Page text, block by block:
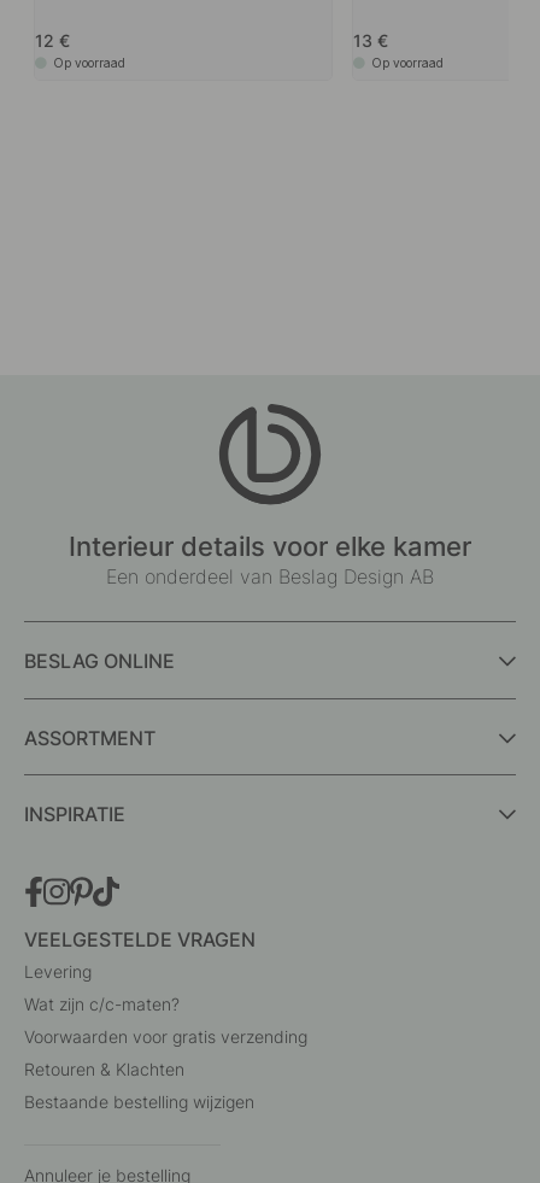
12
Op voorraad
13
Op voorraad
Interieur details voor elke kamer
Een onderdeel van Beslag Design AB
BESLAG ONLINE
ASSORTMENT
INSPIRATIE
VEELGESTELDE VRAGEN
Levering
Wat zijn c/c-maten?
Voorwaarden voor gratis verzending
Retouren & Klachten
Bestaande bestelling wijzigen
Annuleer je bestelling